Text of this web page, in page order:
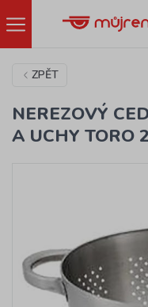
ZPĚT
NEREZOVÝ
A UCHY TORO